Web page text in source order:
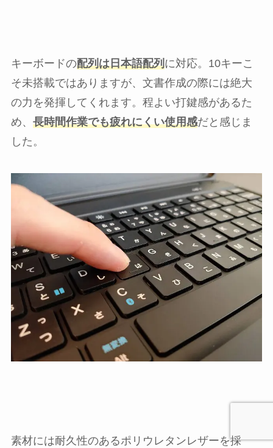
キーボードの配列は日本語配列に対応。10キーこ
そ未搭載ではありますが、文書作成の際には絶大
の力を発揮してくれます。程よい打鍵感があるた
め、 長時間作業でも疲れにくい使用感だと感じま
した。
素材には耐久性のあるポリウレタンレザーを採